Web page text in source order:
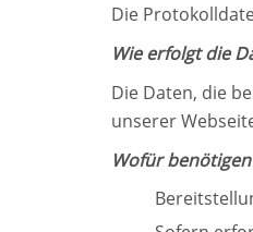
Die
Wie erfolgt die
Die Daten, die
unserer
Wofür